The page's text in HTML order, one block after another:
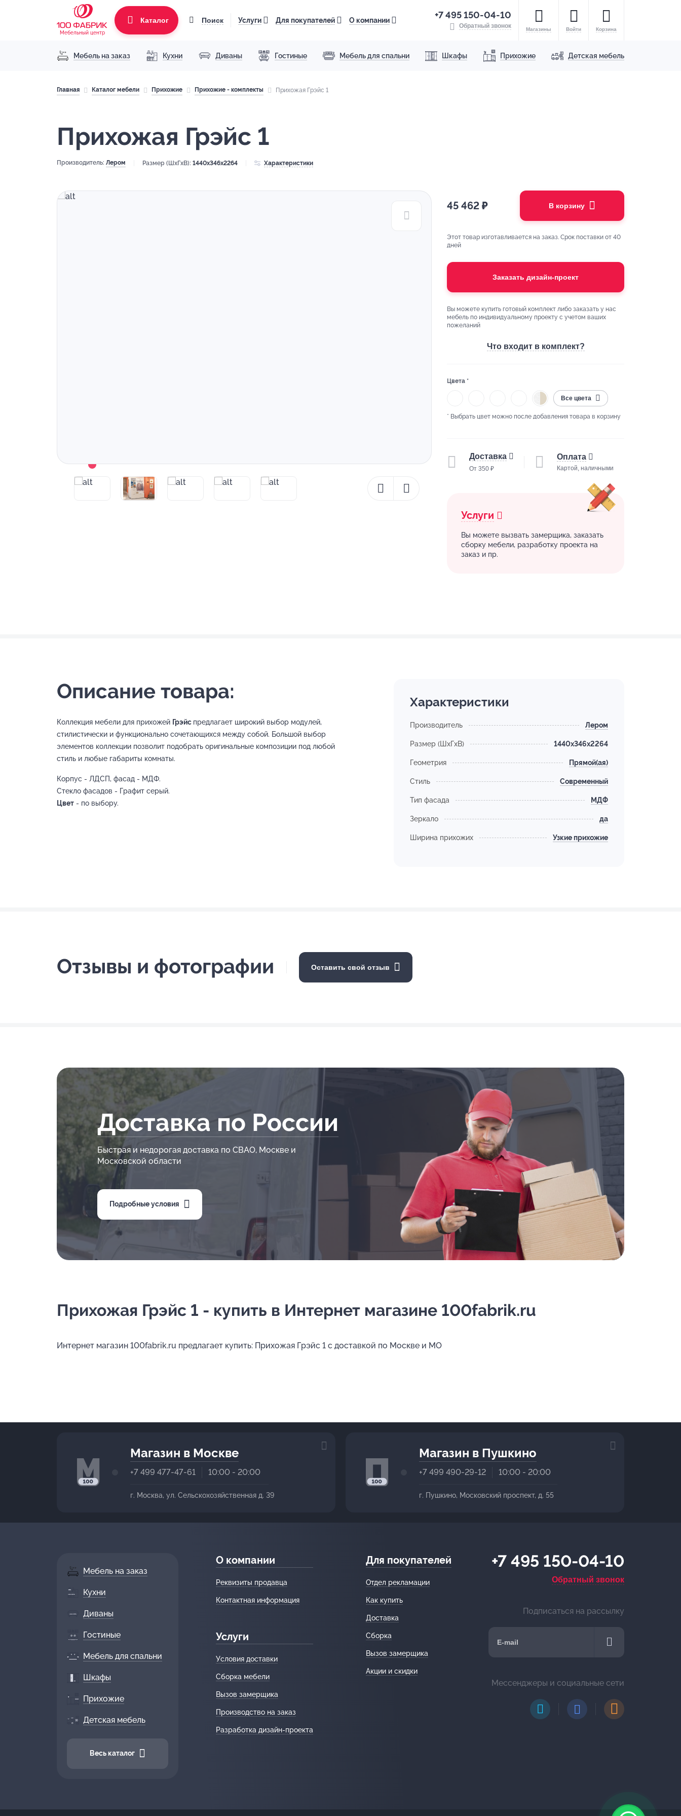
Мебельный центр
Каталог Поиск Услуги Для покупателей О компании +7 495 150-04-10
Обратный звонок Магазины Войти Корзина
Мебель на заказ Кухни Диваны Гостиные Мебель для спальни Шкафы Прихожие Детская мебель
Главная Каталог мебели Прихожие Прихожие - комплекты Прихожая Грэйс 1
Прихожая Грэйс 1
Производитель: Лером Размер (ШхГхВ): 1440x346x2264 Характеристики
45 462 ₽ В корзину
Этот товар изготавливается на заказ. Срок поставки от 40
дней
Заказать дизайн-проект
Вы можете купить готовый комплект либо заказать у нас
мебель по индивидуальному проекту с учетом ваших
пожеланий
Что входит в комплект?
Цвета *
Все цвета
* Выбрать цвет можно после добавления товара в корзину
Доставка
От 350 ₽
Оплата
Картой, наличными
Услуги
Вы можете вызвать замерщика, заказать
сборку мебели, разработку проекта на
заказ и пр.
Описание товара:
Коллекция мебели для прихожей Грэйс предлагает широкий выбор модулей,
стилистически и функционально сочетающихся между собой. Большой выбор
элементов коллекции позволит подобрать оригинальные композиции под любой
стиль и любые габариты комнаты.
Корпус - ЛДСП, фасад - МДФ.
Стекло фасадов - Графит серый.
Цвет - по выбору.
Характеристики
Производитель Лером
Размер (ШхГхВ) 1440x346x2264
Геометрия Прямой(ая)
Стиль Современный
Тип фасада МДФ
Зеркало да
Ширина прихожих Узкие прихожие
Отзывы и фотографии Оставить свой отзыв
Доставка по России
Быстрая и недорогая доставка по СВАО, Москве и
Московской области
Подробные условия
Прихожая Грэйс 1 - купить в Интернет магазине 100fabrik.ru
Интернет магазин 100fabrik.ru предлагает купить: Прихожая Грэйс 1 с доставкой по Москве и МО
Магазин в Москве
+7 499 477-47-61 10:00 - 20:00
г. Москва, ул. Сельскохозяйственная д. 39
Магазин в Пушкино
+7 499 490-29-12 10:00 - 20:00
г. Пушкино, Московский проспект, д. 55
Мебель на заказ
Кухни
Диваны
Гостиные
Мебель для спальни
Шкафы
Прихожие
Детская мебель
Весь каталог
О компании
Реквизиты продавца
Контактная информация
Услуги
Условия доставки
Сборка мебели
Вызов замерщика
Производство на заказ
Разработка дизайн-проекта
Для покупателей
Отдел рекламации
Как купить
Доставка
Сборка
Вызов замерщика
Акции и скидки
+7 495 150-04-10
Обратный звонок
Подписаться на рассылку
Мессенджеры и социальные сети